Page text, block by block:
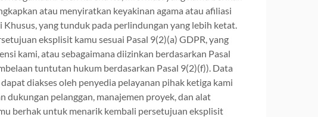
atau menyiratkan keyakinan agama atau afiliasi
yang tunduk pada perlindungan yang lebih ketat.
eksplisit kamu sesuai Pasal 9(2)(a) GDPR, yang
kami, atau sebagaimana diizinkan berdasarkan Pasal
tuntutan hukum berdasarkan Pasal 9(2)(f)). Data
diakses oleh penyedia pelayanan pihak ketiga kami
pelanggan, manajemen proyek, dan alat
berhak untuk menarik kembali persetujuan eksplisit